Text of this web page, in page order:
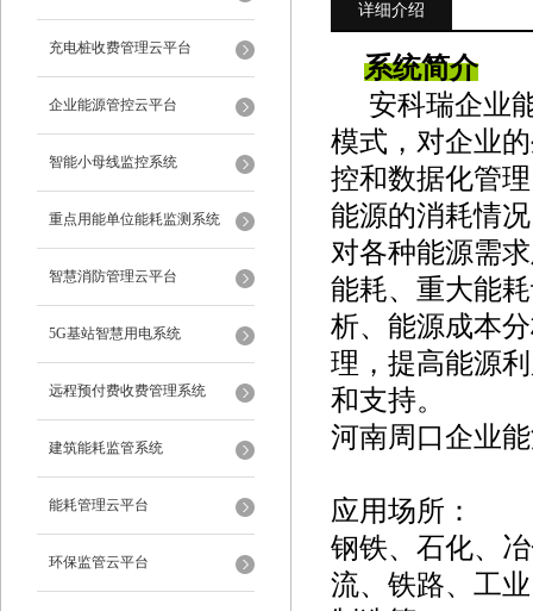
充电桩收费管理云平台
企业能源管控云平台
智能小母线监控系统
重点用能单位能耗监测系统
智慧消防管理云平台
5G基站智慧用电系统
远程预付费收费管理系统
建筑能耗监管系统
能耗管理云平台
环保监管云平台
详细介绍
系统简介
安科瑞企业
模式，对企业
控和数据化管
能源的消耗情
对各种能源需
能耗、重大能
析、能源成本
理，提高能源
和支持。
河南周口企业
应用场所：
钢铁、石化、
流、铁路、工